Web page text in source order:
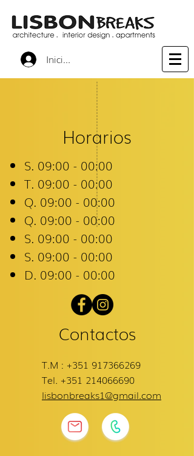
Iniciar sesión
Horarios
S. 09:00 - 00:00
​T. 09:00 - 00:00
Q. 09:00 - 00:00
Q. 09:00 - 00:00
S. 09:00 - 00:00
S. 09:00 - 00:00
​D. 09:00 - 00:00
Contactos
T.M : +351 917366269
Tel. +351 214066690
lisbonbreaks1@gmail.com